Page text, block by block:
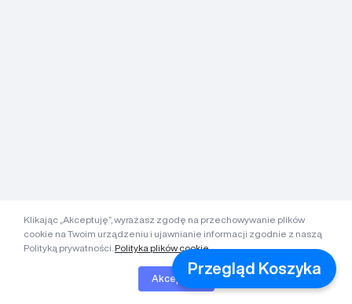
Przegląd Koszyka
Klikając „Akceptuję”, wyrażasz zgodę na przechowywanie plików
cookie na Twoim urządzeniu i ujawnianie informacji zgodnie z naszą
Polityką prywatności. Polityka plików cookie.
Akceptuję